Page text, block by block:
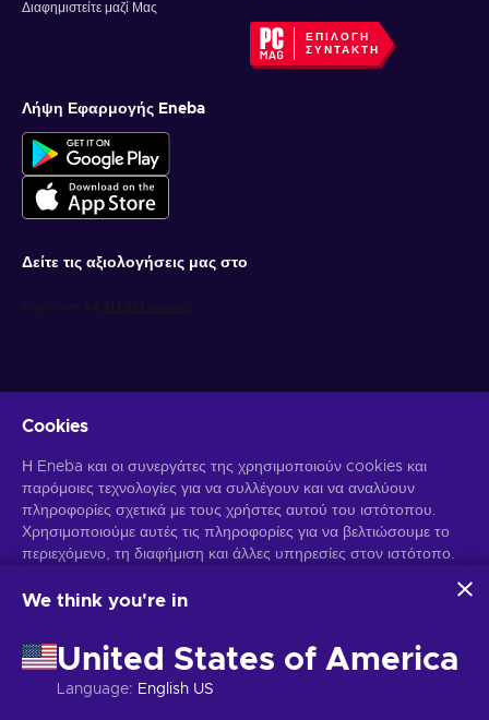
Διαφημιστείτε μαζί Μας
ΕΠΙΛΟΓΉ
ΣΥΝΤΆΚΤΗ
Λήψη Εφαρμογής Eneba
Δείτε τις αξιολογήσεις μας στο
Λάβετε προσωποποιημένες προσφορές για παιχνίδια
Γραφτείτε συνδρομητής
Μπορείτε να απεγγραφείτε οποιαδήποτε στιγμή. Επισκεφθείτε την
Ειδοποίηση Απορρήτουγια περισσότερες πληροφορίες.
Cookies
Η Eneba και οι συνεργάτες της χρησιμοποιούν cookies και
παρόμοιες τεχνολογίες για να συλλέγουν και να αναλύουν
πληροφορίες σχετικά με τους χρήστες αυτού του ιστότοπου.
Χρησιμοποιούμε αυτές τις πληροφορίες για να βελτιώσουμε το
περιεχόμενο, τη διαφήμιση και άλλες υπηρεσίες στον ιστότοπο.
χρησιμοποιηθούν για την εξατομίκευση διαφημίσεων.
αυτών των τεχνολογιών από την Eneba και τους συνεργάτες
της. Μπορείτε να προσαρμόσετε τη συγκατάθεσή σας κάνοντας
κλικ στην επιλογή "Προσαρμογή".
We think you're in
United States of America
Language: English US